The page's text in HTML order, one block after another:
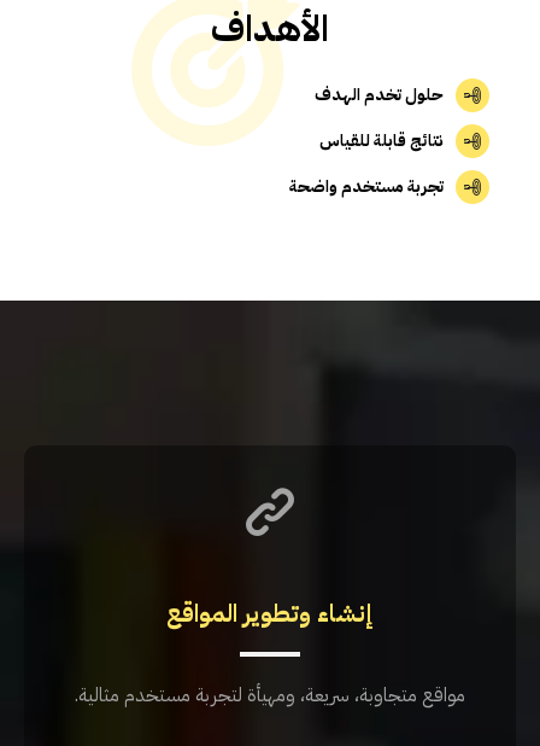
الأهداف
حلول تخدم الهدف
نتائج قابلة للقياس
تجربة مستخدم واضحة
إنشاء وتطوير المواقع
مواقع متجاوبة، سريعة، ومهيأة لتجربة مستخدم مثالية.